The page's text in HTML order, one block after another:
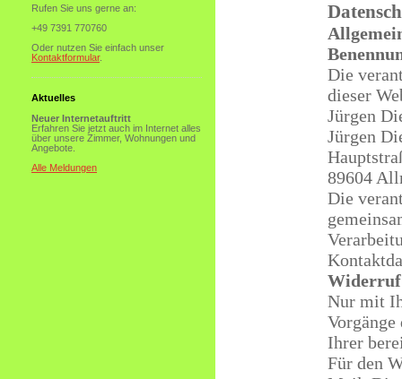
Die
dieser
Jürgen
Jürgen
89604
Die
Nur mit
Ihrer
Für den
Rufen Sie uns gerne an:
+49 7391 770760
Oder nutzen Sie einfach unser
Kontaktformular.
Aktuelles
Neuer Internetauftritt
Erfahren Sie jetzt auch im Internet alles
über unsere Zimmer, Wohnungen und
Angebote.
Alle Meldungen